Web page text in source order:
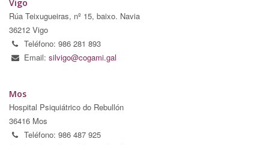
Vigo
Rúa Teixugueiras, nº 15, baixo. Navia
36212 Vigo
Teléfono: 986 281 893
Email: silvigo@cogami.gal
Mos
Hospital Psiquiátrico do Rebullón
36416 Mos
Teléfono: 986 487 925